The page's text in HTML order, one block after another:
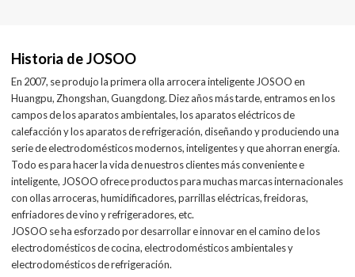
Historia de JOSOO
En 2007, se produjo la primera olla arrocera inteligente JOSOO en
Huangpu, Zhongshan, Guangdong. Diez años más tarde, entramos en los
campos de los aparatos ambientales, los aparatos eléctricos de
calefacción y los aparatos de refrigeración, diseñando y produciendo una
serie de electrodomésticos modernos, inteligentes y que ahorran energía.
Todo es para hacer la vida de nuestros clientes más conveniente e
inteligente, JOSOO ofrece productos para muchas marcas internacionales
con ollas arroceras, humidificadores, parrillas eléctricas, freidoras,
enfriadores de vino y refrigeradores, etc.
JOSOO se ha esforzado por desarrollar e innovar en el camino de los
electrodomésticos de cocina, electrodomésticos ambientales y
electrodomésticos de refrigeración.